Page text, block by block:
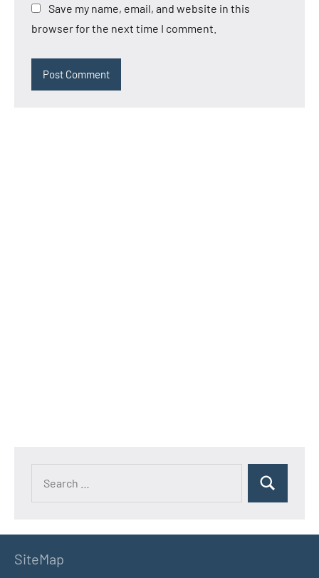
Save my name, email, and website in this
browser for the next time I comment.
SiteMap